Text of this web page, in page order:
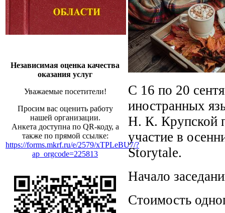
Независимая оценка качества
оказания услуг
Уважаемые посетители!
Просим вас оценить работу
нашей организации.
Анкета доступна по QR-коду, а
также по прямой ссылке:
https://forms.mkrf.ru/e/2579/xTPLeBU7/?
ap_orgcode=225813
C 16 по 20
иностранных
Н. К. Крупской
участие в
Storytale.
Начало
Стоимость